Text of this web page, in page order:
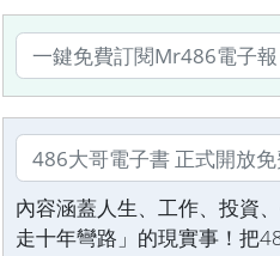
內容涵蓋人生、工作、投資
走十年彎路」的現實事！把